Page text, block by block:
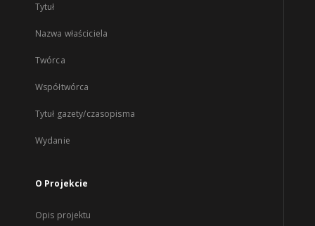
Tytuł
Nazwa właściciela
Twórca
Współtwórca
Tytuł gazety/czasopisma
Wydanie
O Projekcie
Opis projektu